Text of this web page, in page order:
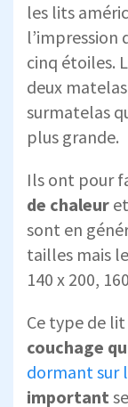
les lits
l’impression
cinq étoiles.
deux
surmatelas
plus grande.
Ils ont pour
de chaleur
sont en
tailles mais
140 x 200,
Ce type de
couchage
dormant sur
important